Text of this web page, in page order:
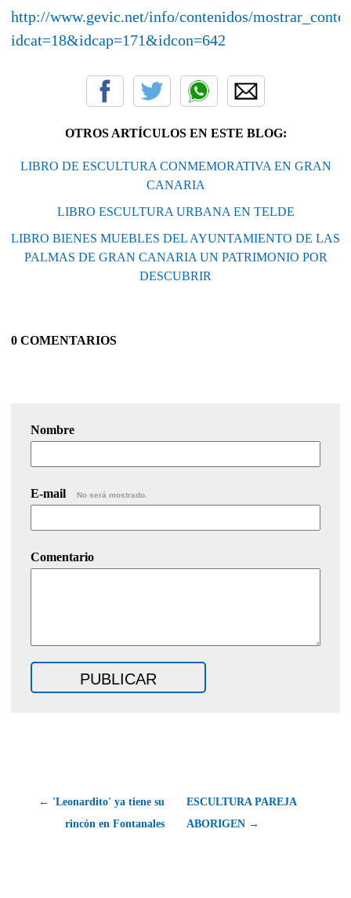
http://www.gevic.net/info/contenidos/
idcat=18&idcap=171&idcon=642
OTROS ARTÍCULOS EN ESTE BLOG:
LIBRO DE ESCULTURA CONMEMORATIVA EN GRAN
CANARIA
LIBRO ESCULTURA URBANA EN TELDE
LIBRO BIENES MUEBLES DEL AYUNTAMIENTO DE LAS
PALMAS DE GRAN CANARIA UN PATRIMONIO POR
DESCUBRIR
0 COMENTARIOS
Nombre
E-mail No será mostrado.
Comentario
← 'Leonardito' ya tiene su
rincón en Fontanales
ESCULTURA PAREJA
ABORIGEN →